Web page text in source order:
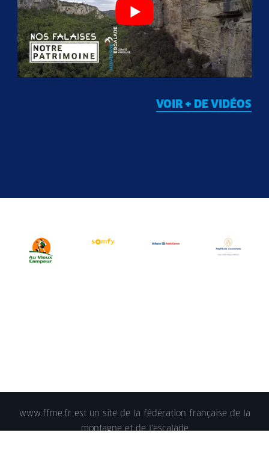
VOIR + DE VIDÉOS
www.ffme.fr est un site de la fédération française de la
montagne et de l'escalade